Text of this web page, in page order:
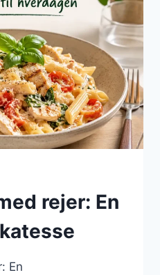
rejer: En
En